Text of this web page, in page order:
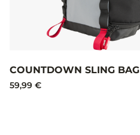
COUNTDOWN SLING BAG
59,99 €